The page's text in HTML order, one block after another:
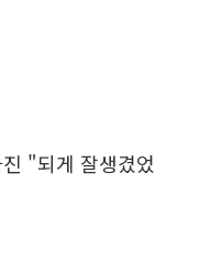
"되게 잘생겼었